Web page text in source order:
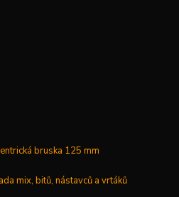
bruska 125 mm
mix, bitů, nástavců a vrtáků